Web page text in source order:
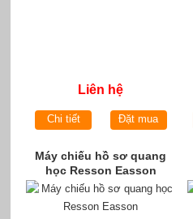
Liên hệ
Chi tiết Đặt mua
Máy chiếu hồ sơ quang
học Resson Easson